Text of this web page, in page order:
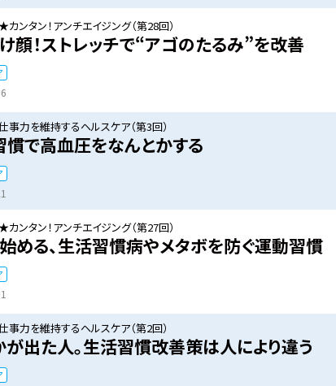
ンタン！アンチエイジング（第28回）
顔！ストレッチで“アゴのたるみ”を改善
事力を維持するヘルスケア（第3回）
慣で高血圧をなんとかする
ンタン！アンチエイジング（第27回）
める、生活習慣病やメタボを防ぐ運動習慣
事力を維持するヘルスケア（第2回）
出た人。生活習慣改善策は人により違う